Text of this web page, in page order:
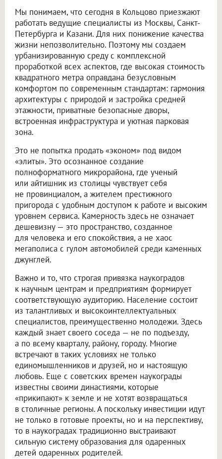
Мы понимаем, что сегодня в Кольцово приезжают
работать ведущие специалисты из Москвы, Санкт-
Петербурга и Казани. Для них понижение качества
жизни непозволительно. Поэтому мы создаем
урбанизированную среду с комплексной
проработкой всех аспектов, где высокая стоимость
квадратного метра оправдана безусловным
комфортом по современным стандартам: гармония
архитектуры с природой и застройка средней
этажности, приватные безопасные дворы,
встроенная инфраструктура и уютная парковая
зона.
Это не попытка продать «эконом» под видом
«элиты». Это осознанное создание
полноформатного микрорайона, где ученый
или айтишник из столицы чувствует себя
не провинциалом, а жителем престижного
пригорода с удобным доступом к работе и высоким
уровнем сервиса. Камерность здесь не означает
дешевизну — это пространство, созданное
для человека и его спокойствия, а не хаос
мегаполиса с гулом автомобилей среди каменных
джунглей.
Важно и то, что строгая привязка наукоградов
к научным центрам и предприятиям формирует
соответствующую аудиторию. Население состоит
из талантливых и высокоинтеллектуальных
специалистов, преимущественно молодежи. Здесь
каждый знает своего соседа — не по подъезду,
а по всему кварталу, району, городу. Многие
встречают в таких условиях не только
единомышленников и друзей, но и настоящую
любовь. Еще с советских времен наукограды
известны своими династиями, которые
«прикипают» к земле и не хотят возвращаться
в столичные регионы. А поскольку инвестиции идут
не только в готовые проекты, но и на перспективу,
то в наукоградах традиционно выстраивают
сильную систему образования для одаренных
детей одаренных родителей.